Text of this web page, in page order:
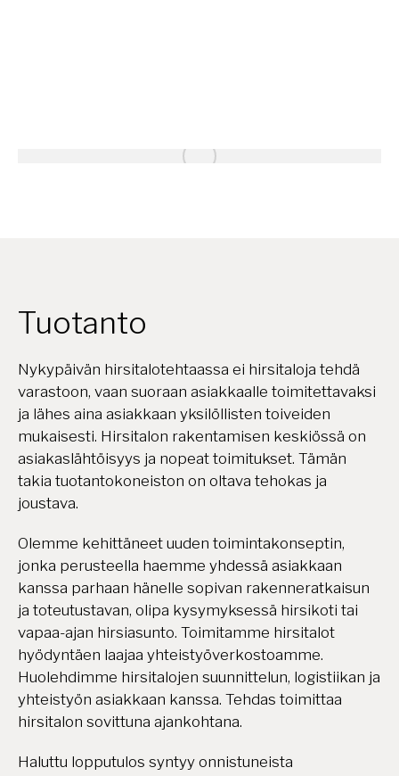
Tuotanto
Nykypäivän hirsitalotehtaassa ei hirsitaloja tehdä
varastoon, vaan suoraan asiakkaalle toimitettavaksi
ja lähes aina asiakkaan yksilöllisten toiveiden
mukaisesti. Hirsitalon rakentamisen keskiössä on
asiakaslähtöisyys ja nopeat toimitukset. Tämän
takia tuotantokoneiston on oltava tehokas ja
joustava.
Olemme kehittäneet uuden toimintakonseptin,
jonka perusteella haemme yhdessä asiakkaan
kanssa parhaan hänelle sopivan rakenneratkaisun
ja toteutustavan, olipa kysymyksessä hirsikoti tai
vapaa-ajan hirsiasunto. Toimitamme hirsitalot
hyödyntäen laajaa yhteistyöverkostoamme.
Huolehdimme hirsitalojen suunnittelun, logistiikan ja
yhteistyön asiakkaan kanssa. Tehdas toimittaa
hirsitalon sovittuna ajankohtana.
Haluttu lopputulos syntyy onnistuneista